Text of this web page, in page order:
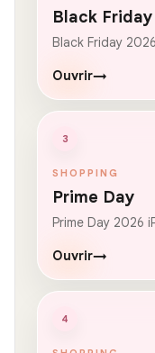
Black Friday
Black Friday
Ouvrir→
3
SHOPPING
Prime Day
Prime Day 2026
Ouvrir→
4